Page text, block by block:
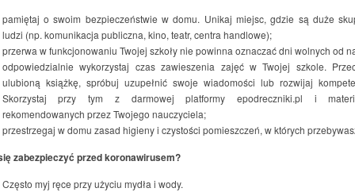
pamiętaj o swoim bezpieczeństwie w domu. Unikaj miejsc, gdzie są duże
ludzi (np. komunikacja publiczna, kino, teatr, centra handlowe);
przerwa w funkcjonowaniu Twojej szkoły nie powinna oznaczać dni wolnych od
odpowiedzialnie wykorzystaj czas zawieszenia zajęć w Twojej szkole.
ulubioną książkę, spróbuj uzupełnić swoje wiadomości lub rozwijaj
Skorzystaj przy tym z darmowej platformy epodreczniki.pl i
rekomendowanych przez Twojego nauczyciela;
przestrzegaj w domu zasad higieny i czystości pomieszczeń, w których
zabezpieczyć przed koronawirusem?
Często myj ręce przy użyciu mydła i wody.